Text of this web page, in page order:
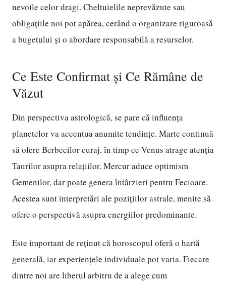
nevoile celor dragi. Cheltuielile neprevăzute sau
obligațiile noi pot apărea, cerând o organizare riguroasă
a bugetului și o abordare responsabilă a resurselor.
Ce Este Confirmat și Ce Rămâne de
Văzut
Din perspectiva astrologică, se pare că influența
planetelor va accentua anumite tendințe. Marte continuă
să ofere Berbecilor curaj, în timp ce Venus atrage atenția
Taurilor asupra relațiilor. Mercur aduce optimism
Gemenilor, dar poate genera întârzieri pentru Fecioare.
Acestea sunt interpretări ale pozițiilor astrale, menite să
ofere o perspectivă asupra energiilor predominante.
Este important de reținut că horoscopul oferă o hartă
generală, iar experiențele individuale pot varia. Fiecare
dintre noi are liberul arbitru de a alege cum